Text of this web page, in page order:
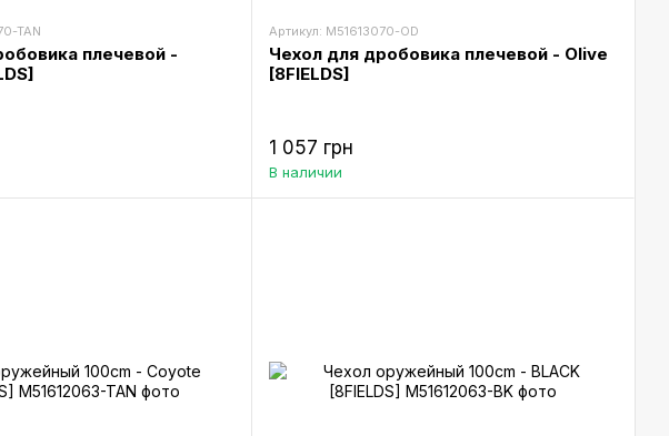
TAN
плечевой -
Артикул: M51613070-OD
Чехол для дробовика плечевой - Olive
[8FIELDS]
1 057 грн
В наличии